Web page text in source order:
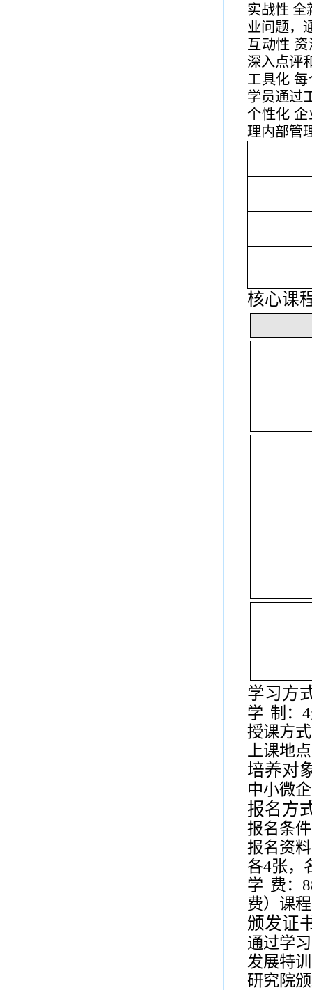
实战性 全
业问题，
互动性 资
深入点评
工具化 每
学员通过
个性化 企
理内部管
核心课
学习方
学 制： 4
授课方
上课地
培养对
中小微
报名方
报名条
报名资
各4张，
学 费：
费）课
颁发证
通过学
发展特
研究院